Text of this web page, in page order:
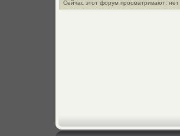
Сейчас этот форум просматривают: нет